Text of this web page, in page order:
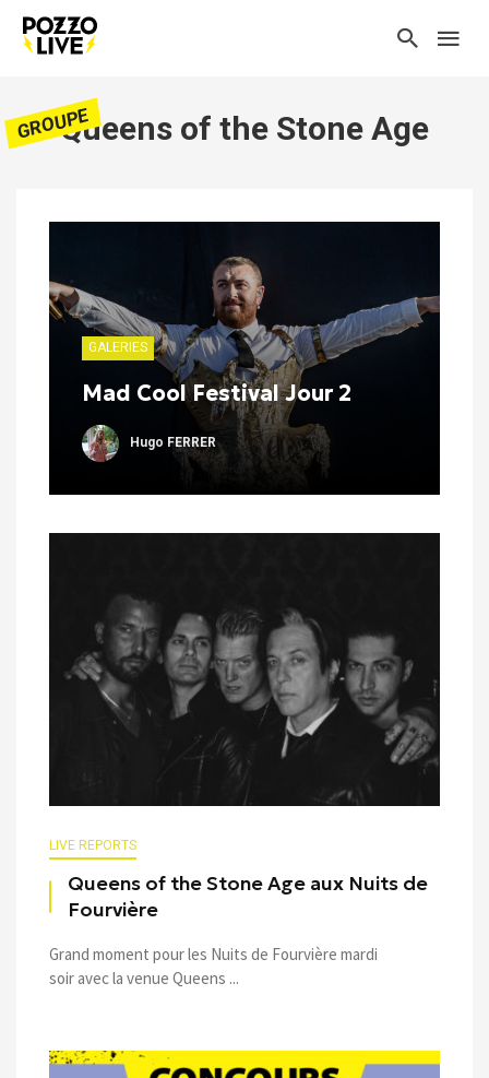
GROUPEQueens of the Stone Age
GALERIES
Mad Cool Festival Jour 2
Hugo FERRER
LIVE REPORTS
Queens of the Stone Age aux Nuits de
Fourvière
Grand moment pour les Nuits de Fourvière mardi
soir avec la venue Queens ...